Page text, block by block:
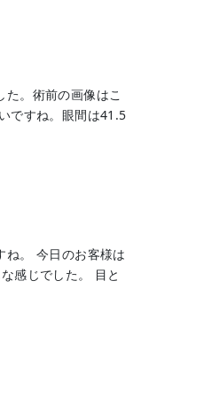
。術前の画像はこ
ですね。眼間は41.5
ね。 今日のお客様は
感じでした。 目と